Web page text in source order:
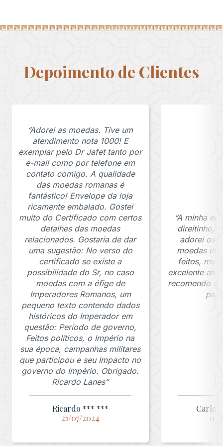
Depoimento de Clientes
“Adorei as moedas. Tive um
atendimento nota 1000! E
exemplar pelo Dr Jafet tanto por
e-mail como por telefone em
contato comigo. A qualidade
das moedas romanas é
fantástico! Envelope da loja
ricamente embalado. Gostei
muito do Certificado com certos
detalhes das moedas
relacionados. Gostaria de dar
uma sugestão: No verso do
certificado se existe a
possibilidade do Sr, no caso
moedas com a éfige de
Imperadores Romanos, um
pequeno texto contendo dados
históricos do Imperador em
questão: Período de governo,
Feitos políticos, o Império na
sua época, campanhas militares
que participou e seu Impacto no
governo do Império. Obrigado.
Ricardo Lanes”
Ricardo *** ***
21/07/2024
“A minha
direitinho,
adorei os
moedas
feitos,
excelente
recomendo o
03/